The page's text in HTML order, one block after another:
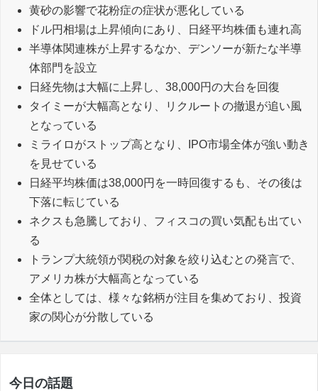
黄砂の影響で花粉症の症状が悪化している
ドル円相場は上昇傾向にあり、日経平均株価も連れ高
半導体関連株が上昇するなか、デンソーが新たな半導
体部門を設立
日経先物は大幅に上昇し、38,000円の大台を回復
タイミーが大幅高となり、リクルートの撤退が追い風
となっている
ミライロがストップ高となり、IPO市場全体が強い動き
を見せている
日経平均株価は38,000円を一時回復するも、その後は
下落に転じている
ネクスも急騰しており、フィスコの買い気配も出てい
る
トランプ大統領が関税の対象を絞り込むとの発言で、
アメリカ株が大幅高となっている
全体としては、様々な銘柄が注目を集めており、投資
家の関心が分散している
今日の話題